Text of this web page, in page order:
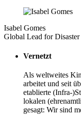
Isabel Gomes
Global Lead for
Vernetzt
Als weltweites
arbeitet und seit
etablierte (Infra-
lokalen
gesagt: Wir sind